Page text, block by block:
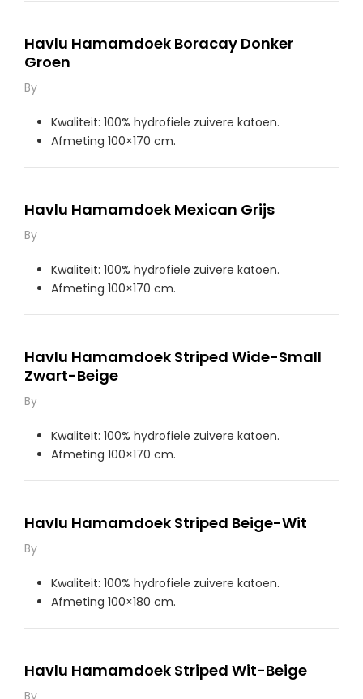
Havlu Hamamdoek Boracay Donker
Groen
By
Kwaliteit: 100% hydrofiele zuivere katoen.
Afmeting 100×170 cm.
Havlu Hamamdoek Mexican Grijs
By
Kwaliteit: 100% hydrofiele zuivere katoen.
Afmeting 100×170 cm.
Havlu Hamamdoek Striped Wide-Small
Zwart-Beige
By
Kwaliteit: 100% hydrofiele zuivere katoen.
Afmeting 100×170 cm.
Havlu Hamamdoek Striped Beige-Wit
By
Kwaliteit: 100% hydrofiele zuivere katoen.
Afmeting 100×180 cm.
Havlu Hamamdoek Striped Wit-Beige
By